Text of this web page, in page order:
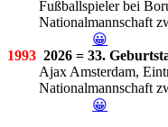
Fußballspieler bei
Nationalmannschaft
😀
1993 2026 = 33.
Ajax Amsterdam,
Nationalmannschaft
😀